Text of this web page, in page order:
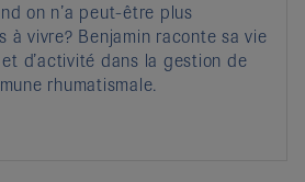
on n’a peut-être plus
à vivre? Benjamin raconte sa vie
d’activité dans la gestion de
rhumatismale.